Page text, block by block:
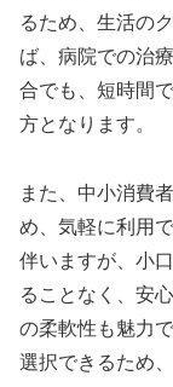
るため、生活の
ば、病院での治
合でも、短時間
方となります。
また、中小消費
め、気軽に利用
伴いますが、小
ることなく、安
の柔軟性も魅力
選択できるため